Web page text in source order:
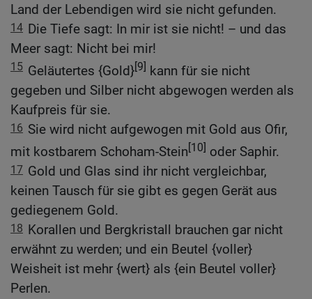
Land der Lebendigen wird sie nicht gefunden.
14 Die Tiefe sagt: In mir ist sie nicht! – und das
Meer sagt: Nicht bei mir!
15 Geläutertes {Gold}[9] kann für sie nicht
gegeben und Silber nicht abgewogen werden als
Kaufpreis für sie.
16 Sie wird nicht aufgewogen mit Gold aus Ofir,
mit kostbarem Schoham-Stein[10] oder Saphir.
17 Gold und Glas sind ihr nicht vergleichbar,
keinen Tausch für sie gibt es gegen Gerät aus
gediegenem Gold.
18 Korallen und Bergkristall brauchen gar nicht
erwähnt zu werden; und ein Beutel {voller}
Weisheit ist mehr {wert} als {ein Beutel voller}
Perlen.